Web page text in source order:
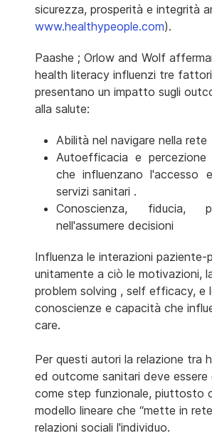
sicurezza, prosperità e integrità
www.healthypeople.com).
Paashe ; Orlow and Wolf
health literacy influenzi tre fattori
presentano un impatto sugli
alla salute:
Abilità nel navigare nella rete
Autoefficacia e percezione
che influenzano l'accesso
servizi sanitari .
Conoscienza, fiducia,
nell'assumere decisioni
Influenza le interazioni paziente-
unitamente a ciò le motivazioni,
problem solving , self efficacy, e
conoscienze e capacità che
care.
Per questi autori la relazione tra
ed outcome sanitari deve essere
come step funzionale, piuttosto
modello lineare che “mette in
relazioni sociali l'individuo.